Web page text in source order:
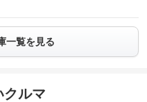
一覧を見る
クルマ